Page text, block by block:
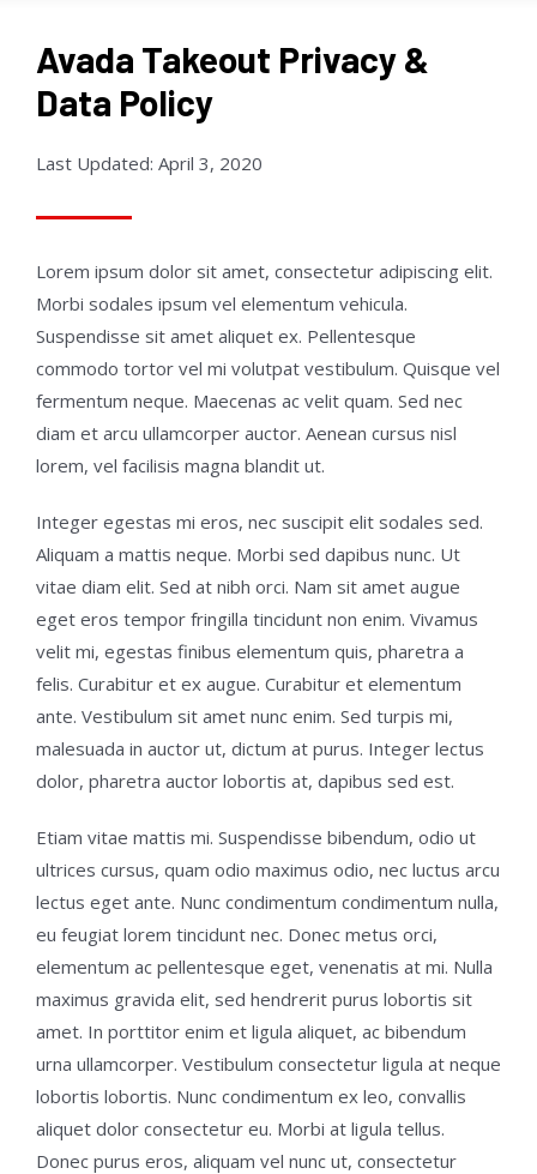
Avada Takeout Privacy &
Data Policy
Last Updated: April 3, 2020
Lorem ipsum dolor sit amet, consectetur adipiscing elit.
Morbi sodales ipsum vel elementum vehicula.
Suspendisse sit amet aliquet ex. Pellentesque
commodo tortor vel mi volutpat vestibulum. Quisque vel
fermentum neque. Maecenas ac velit quam. Sed nec
diam et arcu ullamcorper auctor. Aenean cursus nisl
lorem, vel facilisis magna blandit ut.
Integer egestas mi eros, nec suscipit elit sodales sed.
Aliquam a mattis neque. Morbi sed dapibus nunc. Ut
vitae diam elit. Sed at nibh orci. Nam sit amet augue
eget eros tempor fringilla tincidunt non enim. Vivamus
velit mi, egestas finibus elementum quis, pharetra a
felis. Curabitur et ex augue. Curabitur et elementum
ante. Vestibulum sit amet nunc enim. Sed turpis mi,
malesuada in auctor ut, dictum at purus. Integer lectus
dolor, pharetra auctor lobortis at, dapibus sed est.
Etiam vitae mattis mi. Suspendisse bibendum, odio ut
ultrices cursus, quam odio maximus odio, nec luctus arcu
lectus eget ante. Nunc condimentum condimentum nulla,
eu feugiat lorem tincidunt nec. Donec metus orci,
elementum ac pellentesque eget, venenatis at mi. Nulla
maximus gravida elit, sed hendrerit purus lobortis sit
amet. In porttitor enim et ligula aliquet, ac bibendum
urna ullamcorper. Vestibulum consectetur ligula at neque
lobortis lobortis. Nunc condimentum ex leo, convallis
aliquet dolor consectetur eu. Morbi at ligula tellus.
Donec purus eros, aliquam vel nunc ut, consectetur